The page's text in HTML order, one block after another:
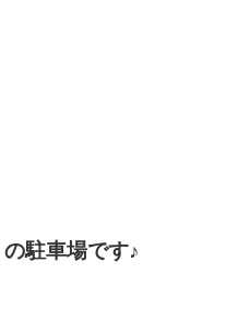
駐車場です♪